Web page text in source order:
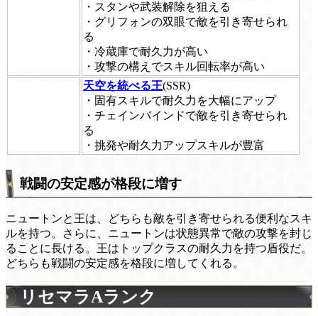
・スタンや武装解除を狙える
・グリフォンの双眼で敵を引き寄せられ
る
・冷蔵庫で耐久力が高い
・攻撃の構えでスキル回転率が高い
天空を統べる王(SSR)
・固有スキルで耐久力を大幅にアップ
・チェインバインドで敵を引き寄せられ
る
・挑発や耐久力アップスキルが豊富
戦闘の安定感が格段に増す
ニュートンと王は、どちらも敵を引き寄せられる便利なスキ
ルを持つ。さらに、ニュートンは状態異常で敵の攻撃を封じ
ることに長ける。王はトップクラスの耐久力を持つ盾役だ。
どちらも戦闘の安定感を格段に増してくれる。
リセマラAランク